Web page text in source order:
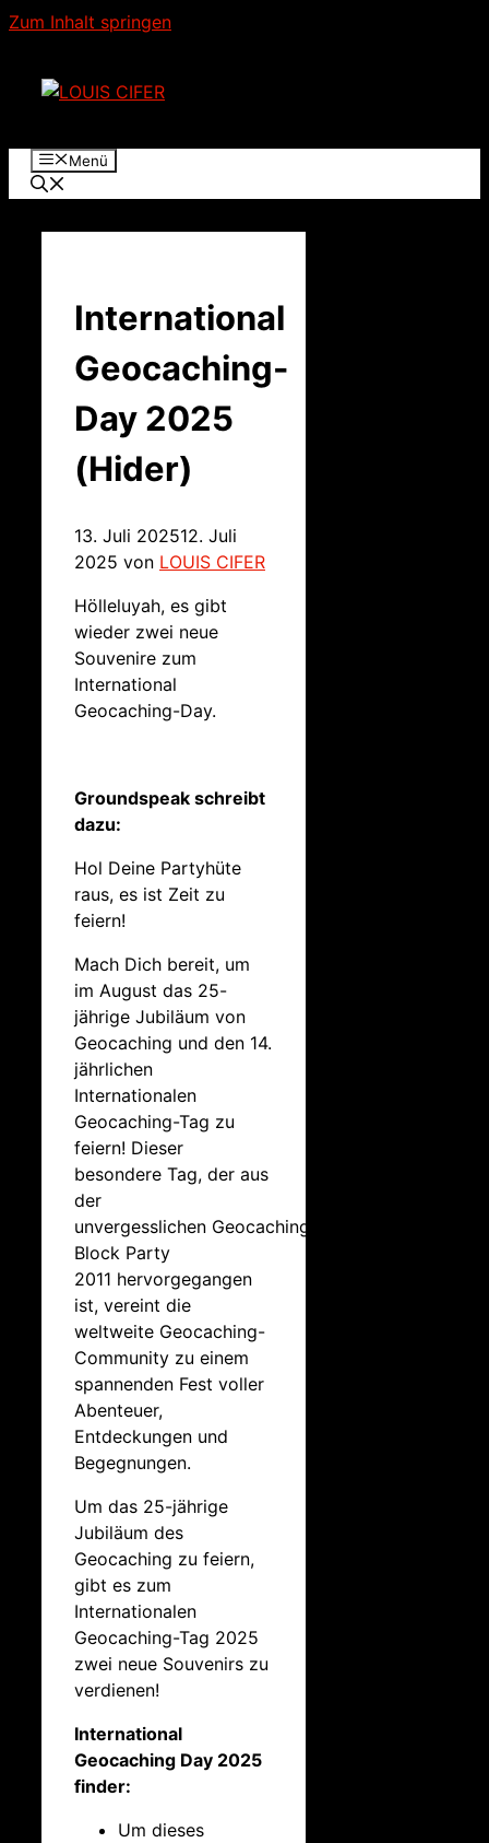
Zum Inhalt springen
Menü
International
Geocaching-
Day 2025
(Hider)
13. Juli 202512. Juli
2025 von LOUIS CIFER
Hölleluyah, es gibt
wieder zwei neue
Souvenire zum
International
Geocaching-Day.
Groundspeak schreibt
dazu:
Hol Deine Partyhüte
raus, es ist Zeit zu
feiern!
Mach Dich bereit, um
im August das 25-
jährige Jubiläum von
Geocaching und den 14.
jährlichen
Internationalen
Geocaching-Tag zu
feiern! Dieser
besondere Tag, der aus
der
unvergesslichen Geocaching
Block Party
2011 hervorgegangen
ist, vereint die
weltweite Geocaching-
Community zu einem
spannenden Fest voller
Abenteuer,
Entdeckungen und
Begegnungen.
Um das 25-jährige
Jubiläum des
Geocaching zu feiern,
gibt es zum
Internationalen
Geocaching-Tag 2025
zwei neue Souvenirs zu
verdienen!
International
Geocaching Day 2025
finder:
Um dieses